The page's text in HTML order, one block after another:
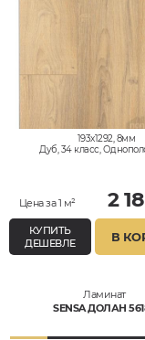
193x1292, 8мм
Дуб, 34 класс,
Цена за 1 м² 2
КУПИТЬ
ДЕШЕВЛЕ
В
Ламинат
SENSA ДОЛАН